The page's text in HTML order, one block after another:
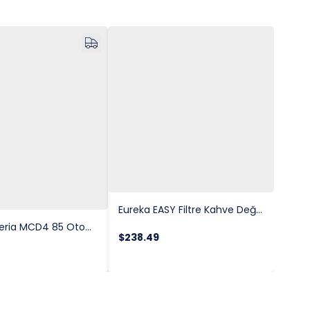
Eureka Drogheria MCD4 85 Otomatik Filtre Kahve Değirmeni
Eureka EASY Filtre Kahve Değirmeni, 50 mm
$238.49